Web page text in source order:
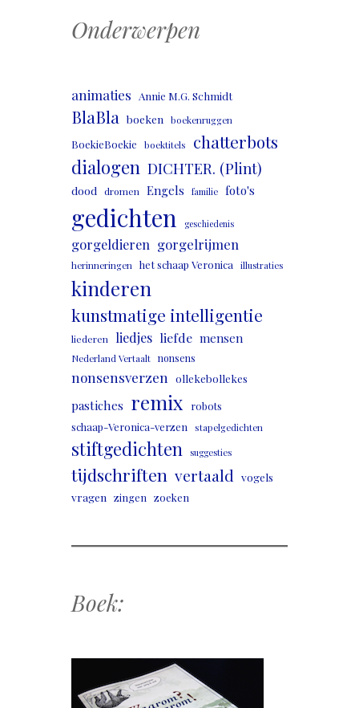
Onderwerpen
animaties Annie M.G. Schmidt
BlaBla boeken boekenruggen
BoekieBoekie boektitels chatterbots
dialogen DICHTER. (Plint)
dood dromen Engels familie foto's
gedichten geschiedenis
gorgeldieren gorgelrijmen
herinneringen het schaap Veronica illustraties
kinderen
kunstmatige intelligentie
liederen liedjes liefde mensen
Nederland Vertaalt nonsens
nonsensverzen ollekebollekes
pastiches remix
robots
schaap-Veronica-verzen stapelgedichten
stiftgedichten suggesties
tijdschriften vertaald vogels
vragen zingen zoeken
Boek: